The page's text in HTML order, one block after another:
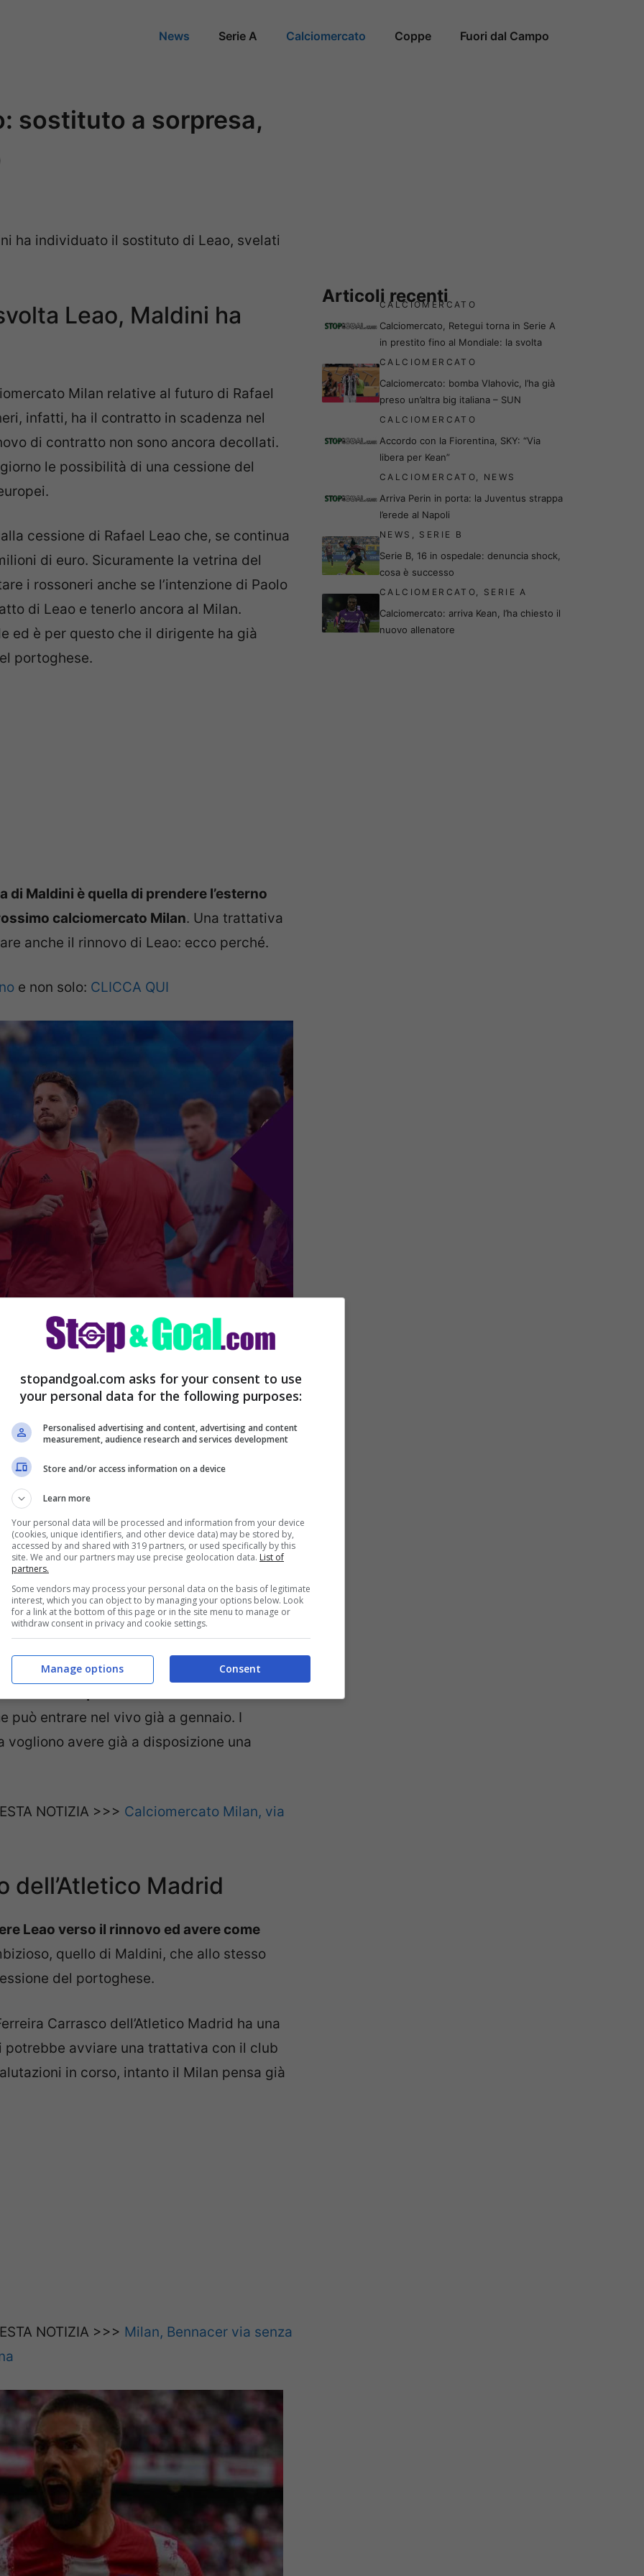
News Serie A Calciomercato Coppe Fuori dal Campo
sostituto a sorpresa,
ha individuato il sostituto di Leao, svelati
Leao, Maldini ha
Milan relative al futuro di Rafael
infatti, ha il contratto in scadenza nel
di contratto non sono ancora decollati.
le possibilità di una cessione del
cessione di Rafael Leao che, se continua
di euro. Sicuramente la vetrina del
i rossoneri anche se l’intenzione di Paolo
di Leao e tenerlo ancora al Milan.
ed è per questo che il dirigente ha già
portoghese.
di Maldini è quella di prendere l’esterno
calciomercato Milan. Una trattativa
anche il rinnovo di Leao: ecco perché.
e non solo: CLICCA QUI
sta succedendo
ovvero all’
addio nel prossimo
vuole portare al Milan Carrasco
può entrare nel vivo già a gennaio. I
vogliono avere già a disposizione una
NOTIZIA >>> Calciomercato Milan, via
dell’Atletico Madrid
Leao verso il rinnovo ed avere come
quello di Maldini, che allo stesso
del portoghese.
Carrasco dell’Atletico Madrid ha una
avviare una trattativa con il club
in corso, intanto il Milan pensa già
NOTIZIA >>> Milan, Bennacer via senza
Articoli recenti
CALCIOMERCATO
Calciomercato, Retegui torna in Serie A
in prestito fino al Mondiale: la svolta
CALCIOMERCATO
Calciomercato: bomba Vlahovic, l’ha già
preso un’altra big italiana – SUN
CALCIOMERCATO
Accordo con la Fiorentina, SKY: “Via
libera per Kean”
CALCIOMERCATO, NEWS
Arriva Perin in porta: la Juventus strappa
l’erede al Napoli
NEWS , SERIE B
Serie B, 16 in ospedale: denuncia shock,
cosa è successo
CALCIOMERCATO, SERIE A
Calciomercato: arriva Kean, l’ha chiesto il
nuovo allenatore
stopandgoal.com asks for your consent to use
your personal data for the following purposes:
Personalised advertising and content, advertising and content
measurement, audience research and services development
Store and/or access information on a device
Learn more
Your personal data will be processed and information from your device
(cookies, unique identifiers, and other device data) may be stored by,
accessed by and shared with 319 partners, or used specifically by this
site. We and our partners may use precise geolocation data. List of
partners.
Some vendors may process your personal data on the basis of legitimate
interest, which you can object to by managing your options below. Look
for a link at the bottom of this page or in the site menu to manage or
withdraw consent in privacy and cookie settings.
Consent
Manage options